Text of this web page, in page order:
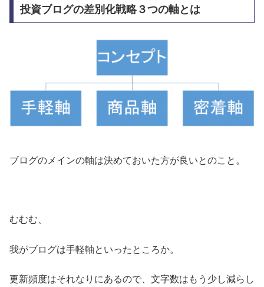
投資ブログの差別化戦略３つの軸とは
ブログのメインの軸は決めておいた方が良いとのこと。
むむむ、
我がブログは手軽軸といったところか。
更新頻度はそれなりにあるので、文字数はもう少し減らし